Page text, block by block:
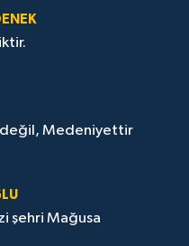
değil, Medeniyettir
şehri Mağusa